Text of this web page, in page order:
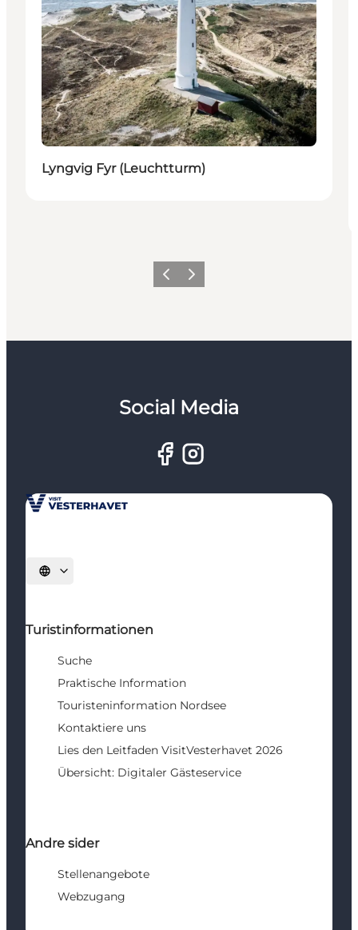
Lyngvig Fyr (Leuchtturm)
ZurückWeiter
Social Media
Sprache auswählen
Turistinformationen
Suche
Praktische Information
Touristeninformation Nordsee
Kontaktiere uns
Lies den Leitfaden VisitVesterhavet 2026
Übersicht: Digitaler Gästeservice
Andre sider
Stellenangebote
Webzugang